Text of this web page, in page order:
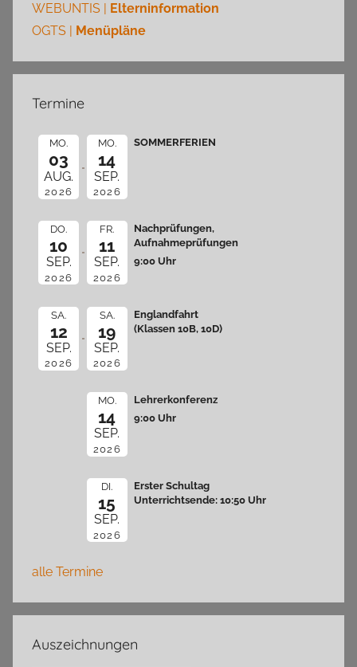
WEBUNTIS | Elterninformation
OGTS | Menüpläne
Termine
MO.
03
AUG.
2026
MO.
14
SEP.
2026
SOMMERFERIEN
DO.
10
SEP.
2026
FR.
11
SEP.
2026
Nachprüfungen,
Aufnahmeprüfungen
9:00 Uhr
SA.
12
SEP.
2026
SA.
19
SEP.
2026
Englandfahrt
(Klassen 10B, 10D)
MO.
14
SEP.
2026
Lehrerkonferenz
9:00 Uhr
DI.
15
SEP.
2026
Erster Schultag
Unterrichtsende: 10:50 Uhr
alle Termine
Auszeichnungen